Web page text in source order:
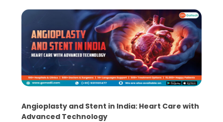
Angioplasty and Stent in India: Heart Care with
Advanced Technology